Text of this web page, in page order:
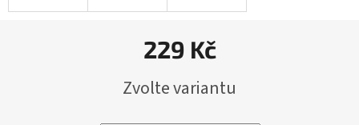
229 Kč
cena:
Zvolte variantu